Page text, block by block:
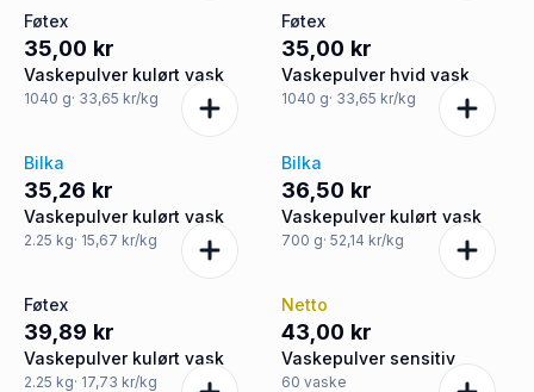
Føtex
35,00 kr
Vaskepulver kulørt vask
1040 g· 33,65 kr/kg
Føtex
35,00 kr
Vaskepulver hvid vask
1040 g· 33,65 kr/kg
Bilka
35,26 kr
Vaskepulver kulørt vask
2.25 kg· 15,67 kr/kg
Bilka
36,50 kr
Vaskepulver kulørt vask
700 g· 52,14 kr/kg
Føtex
39,89 kr
Vaskepulver kulørt vask
2.25 kg· 17,73 kr/kg
Netto
43,00 kr
Vaskepulver sensitiv
60 vaske